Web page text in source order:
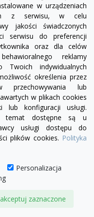
visibility
skóra żakard
w urządzeniach
z serwisu, w celu
jakości świadczonych
serwisu do preferencji
oraz dla celów
reklamy
indywidualnych
określenia przez
przechowywania lub
w plikach cookies
lub konfiguracji usługi.
temat dostępne są u
usługi dostępu do
plików cookies. Polityka
Personalizacja
zaznaczone